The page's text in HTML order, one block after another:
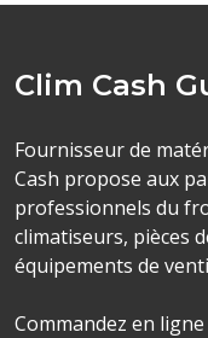
Clim Cash
Fournisseur de
Cash propose aux
professionnels du
climatiseurs, pièces
équipements de
Commandez en